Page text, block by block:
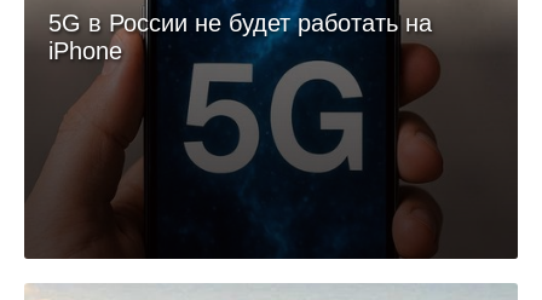
5G в России не будет работать на
iPhone